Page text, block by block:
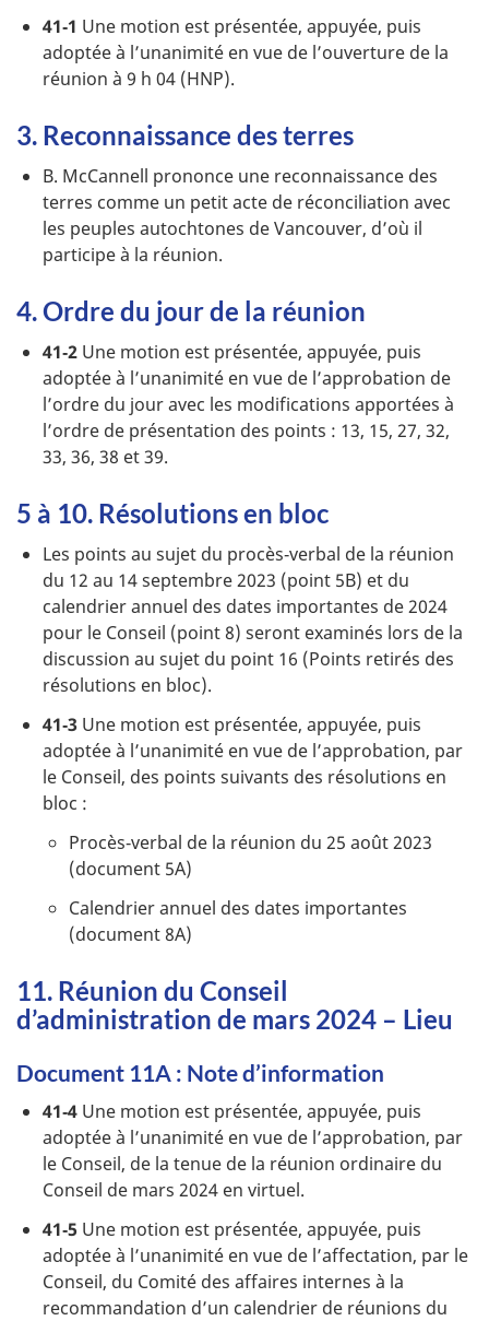
41‑1 Une motion est présentée, appuyée, puis
adoptée à l’unanimité en vue de l’ouverture de la
réunion à 9 h 04 (HNP).
3. Reconnaissance des terres
B. McCannell prononce une reconnaissance des
terres comme un petit acte de réconciliation avec
les peuples autochtones de Vancouver, d’où il
participe à la réunion.
4. Ordre du jour de la réunion
41‑2 Une motion est présentée, appuyée, puis
adoptée à l’unanimité en vue de l’approbation de
l’ordre du jour avec les modifications apportées à
l’ordre de présentation des points : 13, 15, 27, 32,
33, 36, 38 et 39.
5 à 10. Résolutions en bloc
Les points au sujet du procès‑verbal de la réunion
du 12 au 14 septembre 2023 (point 5B) et du
calendrier annuel des dates importantes de 2024
pour le Conseil (point 8) seront examinés lors de la
discussion au sujet du point 16 (Points retirés des
résolutions en bloc).
41‑3 Une motion est présentée, appuyée, puis
adoptée à l’unanimité en vue de l’approbation, par
le Conseil, des points suivants des résolutions en
bloc :
Procès‑verbal de la réunion du 25 août 2023
(document 5A)
Calendrier annuel des dates importantes
(document 8A)
11. Réunion du Conseil
d’administration de mars 2024 – Lieu
Document 11A : Note d’information
41‑4 Une motion est présentée, appuyée, puis
adoptée à l’unanimité en vue de l’approbation, par
le Conseil, de la tenue de la réunion ordinaire du
Conseil de mars 2024 en virtuel.
41‑5 Une motion est présentée, appuyée, puis
adoptée à l’unanimité en vue de l’affectation, par le
Conseil, du Comité des affaires internes à la
recommandation d’un calendrier de réunions du